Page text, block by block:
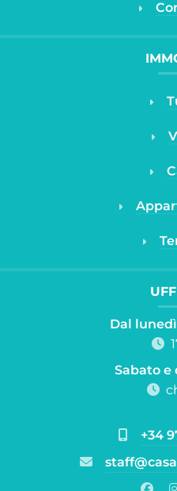
Dal
Sabato e
+34